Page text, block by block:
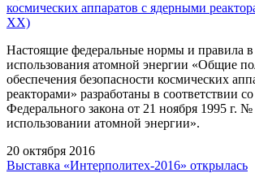
космических аппаратов с ядерными
ХХ)
Настоящие федеральные нормы и правила в
использования атомной энергии «Общие
обеспечения безопасности космических
реакторами» разработаны в соответствии со
Федерального закона от 21 ноября 1995 г.
использовании атомной энергии».
20 октября 2016
Выставка «Интерполитех-2016» открылась